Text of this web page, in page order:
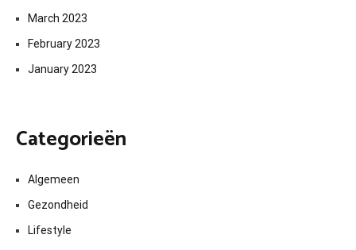
March 2023
February 2023
January 2023
Categorieën
Algemeen
Gezondheid
Lifestyle